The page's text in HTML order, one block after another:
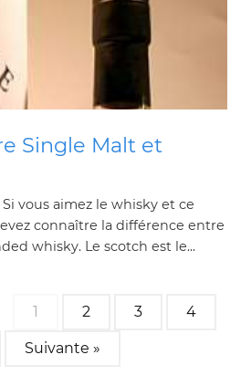
Single Malt et
vous aimez le whisky et ce
connaître la différence entre
whisky. Le scotch est le...
1 2 3 4
Suivante »